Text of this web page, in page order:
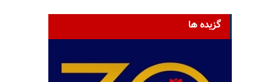
گزیده ها